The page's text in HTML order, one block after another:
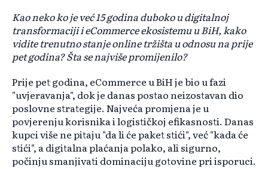
Kao neko ko je već 15 godina duboko u digitalnoj
transformaciji i eCommerce ekosistemu u BiH, kako
vidite trenutno stanje online tržišta u odnosu na prije
pet godina? Šta se najviše promijenilo?
Prije pet godina, eCommerce u BiH je bio u fazi
"uvjeravanja", dok je danas postao neizostavan dio
poslovne strategije. Najveća promjena je u
povjerenju korisnika i logističkoj efikasnosti. Danas
kupci više ne pitaju "da li će paket stići", već "kada će
stići", a digitalna plaćanja polako, ali sigurno,
počinju smanjivati dominaciju gotovine pri isporuci.